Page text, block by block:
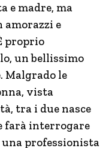
e madre, ma
e
proprio
un bellissimo
Malgrado le
vista
tra i due nasce
farà interrogare
professionista